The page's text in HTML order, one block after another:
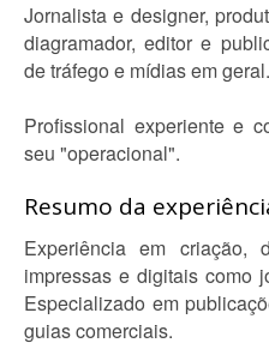
Jornalista e designer,
diagramador, editor e
de tráfego e mídias em geral.
Profissional experiente e
seu "operacional".
Resumo da
Experiência em criação,
impressas e digitais como
Especializado em
guias comerciais.